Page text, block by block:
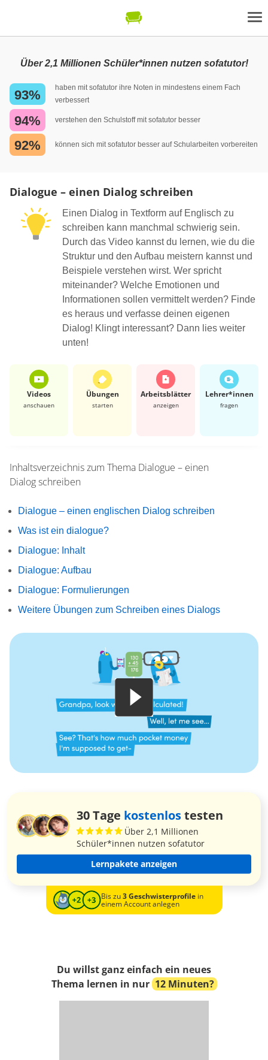
Über 2,1 Millionen Schüler*innen nutzen sofatutor!
93%
haben mit sofatutor ihre Noten in mindestens einem Fach
verbessert
94% verstehen den Schulstoff mit sofatutor besser
92% können sich mit sofatutor besser auf Schularbeiten vorbereiten
Dialogue – einen Dialog schreiben
Einen Dialog in Textform auf Englisch zu
schreiben kann manchmal schwierig sein.
Durch das Video kannst du lernen, wie du die
Struktur und den Aufbau meistern kannst und
Beispiele verstehen wirst. Wer spricht
miteinander? Welche Emotionen und
Informationen sollen vermittelt werden? Finde
es heraus und verfasse deinen eigenen
Dialog! Klingt interessant? Dann lies weiter
unten!
Videos
anschauen
Übungen
starten
Arbeits­blätter
anzeigen
Lehrer*​innen
fragen
Inhaltsverzeichnis zum Thema Dialogue – einen
Dialog schreiben
Dialogue – einen englischen Dialog schreiben
Was ist ein dialogue?
Dialogue: Inhalt
Dialogue: Aufbau
Dialogue: Formulierungen
Weitere Übungen zum Schreiben eines Dialogs
30 Tage kostenlostesten
Über 2,1 Millionen
Schüler*innen nutzen sofatutor
Lernpakete anzeigen
Bis zu3 Geschwisterprofilein
einem Account anlegen
Du willst ganz einfach ein neues
Thema lernen in nur 12 Minuten?